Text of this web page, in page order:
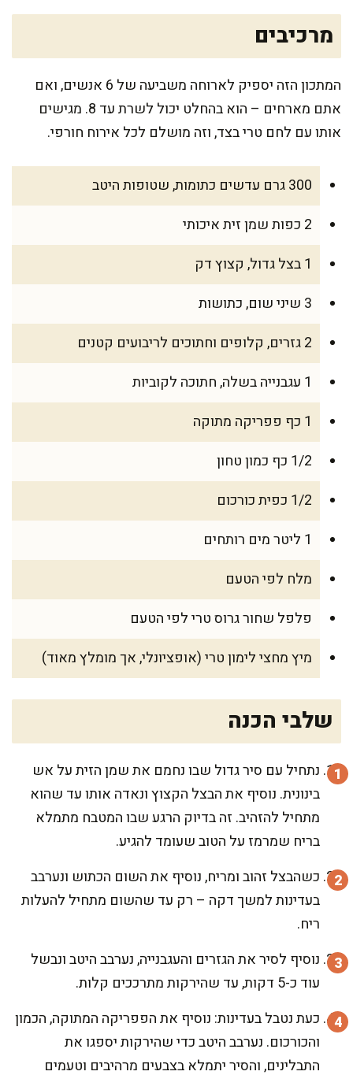
מרכיבים
המתכון הזה יספיק לארוחה משביעה של 6 אנשים, ואם
אתם מארחים – הוא בהחלט יכול לשרת עד 8. מגישים
אותו עם לחם טרי בצד, וזה מושלם לכל אירוח חורפי.
300 גרם עדשים כתומות, שטופות היטב
2 כפות שמן זית איכותי
1 בצל גדול, קצוץ דק
3 שיני שום, כתושות
2 גזרים, קלופים וחתוכים לריבועים קטנים
1 עגבנייה בשלה, חתוכה לקוביות
1 כף פפריקה מתוקה
1/2 כף כמון טחון
1/2 כפית כורכום
1 ליטר מים רותחים
מלח לפי הטעם
פלפל שחור גרוס טרי לפי הטעם
מיץ מחצי לימון טרי (אופציונלי, אך מומלץ מאוד)
שלבי הכנה
נתחיל עם סיר גדול שבו נחמם את שמן הזית על אש
בינונית. נוסיף את הבצל הקצוץ ונאדה אותו עד שהוא
מתחיל להזהיב. זה בדיוק הרגע שבו המטבח מתמלא
בריח שמרמז על הטוב שעומד להגיע.
כשהבצל זהוב ומריח, נוסיף את השום הכתוש ונערבב
בעדינות למשך דקה – רק עד שהשום מתחיל להעלות
ריח.
נוסיף לסיר את הגזרים והעגבנייה, נערבב היטב ונבשל
עוד כ-5 דקות, עד שהירקות מתרככים קלות.
כעת נטבל בעדינות: נוסיף את הפפריקה המתוקה, הכמון
והכורכום. נערבב היטב כדי שהירקות יספגו את
התבלינים, והסיר יתמלא בצבעים מרהיבים וטעמים